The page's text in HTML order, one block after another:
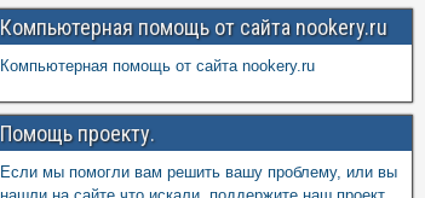
Компьютерная помощь от сайта nookery.ru
Компьютерная помощь от сайта nookery.ru
Помощь проекту.
Если мы помогли вам решить вашу проблему, или вы